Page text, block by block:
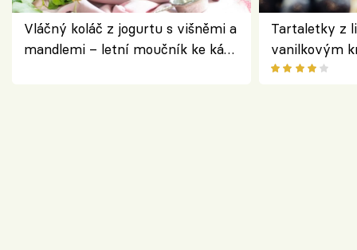
Vláčný koláč z jogurtu s višněmi a
mandlemi – letní moučník ke kávě
Tartaletky z
vanilkovým
ovocem